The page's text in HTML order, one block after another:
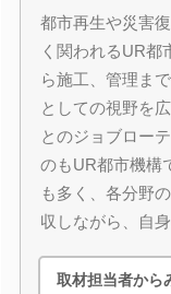
都市再生や災害
く関われるUR都
ら施工、管理ま
としての視野を
とのジョブロー
のもUR都市機構
も多く、各分野
収しながら、自
取材担当者から